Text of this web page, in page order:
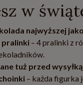
w
najwyższej
pralinki – 4 pralinki z
tuż przed wysyłką
– każda figurka